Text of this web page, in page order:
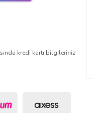
kredi kartı bilgileriniz